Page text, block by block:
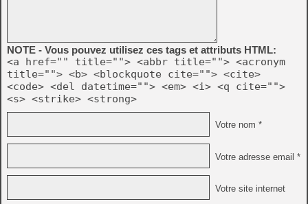
NOTE - Vous pouvez utilisez ces tags et attributs HTML:
<a href="" title=""> <abbr title=""> <acronym
title=""> <b> <blockquote cite=""> <cite>
<code> <del datetime=""> <em> <i> <q cite="">
<s> <strike> <strong>
Votre nom *
Votre adresse email *
Votre site internet